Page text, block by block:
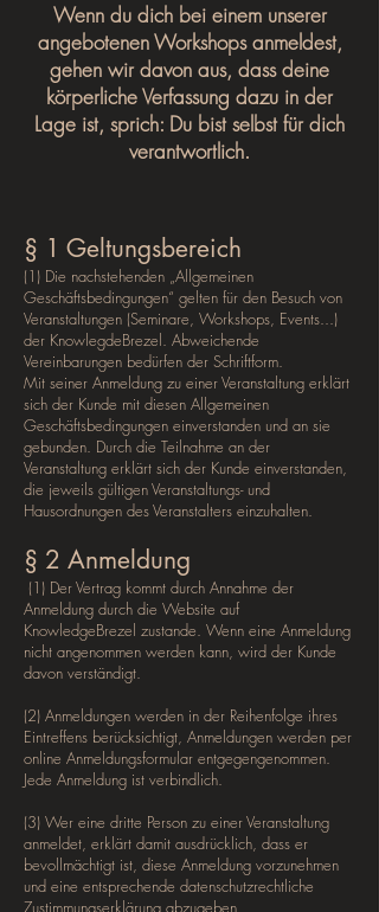
Wenn du dich bei einem unserer
angebotenen Workshops anmeldest,
gehen wir davon aus, dass deine
körperliche Verfassung dazu in der
Lage ist, sprich: Du bist selbst für dich
verantwortlich.
§ 1 Geltungsbereich
(1) Die nachstehenden „Allgemeinen
Geschäftsbedingungen“ gelten für den Besuch von
Veranstaltungen (Seminare, Workshops, Events...)
der KnowlegdeBrezel. Abweichende
Vereinbarungen bedürfen der Schriftform.
Mit seiner Anmeldung zu einer Veranstaltung erklärt
sich der Kunde mit diesen Allgemeinen
Geschäftsbedingungen einverstanden und an sie
gebunden. Durch die Teilnahme an der
Veranstaltung erklärt sich der Kunde einverstanden,
die jeweils gültigen Veranstaltungs- und
Hausordnungen des Veranstalters einzuhalten.
§ 2 Anmeldung
(1) Der Vertrag kommt durch Annahme der
Anmeldung durch die Website auf
KnowledgeBrezel zustande. Wenn eine Anmeldung
nicht angenommen werden kann, wird der Kunde
davon verständigt.
(2) Anmeldungen werden in der Reihenfolge ihres
Eintreffens berücksichtigt, Anmeldungen werden per
online Anmeldungsformular entgegengenommen.
Jede Anmeldung ist verbindlich.
(3) Wer eine dritte Person zu einer Veranstaltung
anmeldet, erklärt damit ausdrücklich, dass er
bevollmächtigt ist, diese Anmeldung vorzunehmen
und eine entsprechende datenschutzrechtliche
Zustimmungserklärung abzugeben.